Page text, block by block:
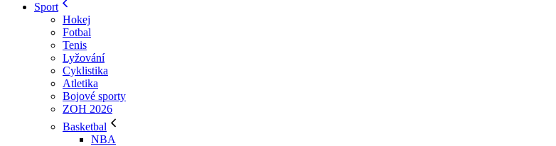
Sport
Hokej
Fotbal
Tenis
Lyžování
Cyklistika
Atletika
Bojové sporty
ZOH 2026
Basketbal
NBA